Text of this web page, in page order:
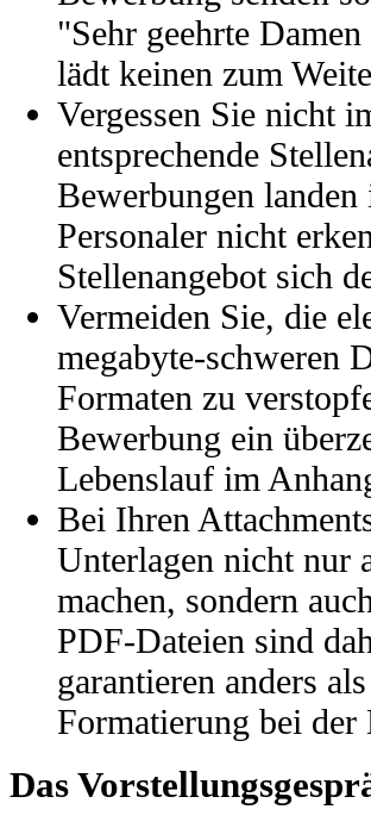
"Sehr geehrte
lädt keinen zum
Vergessen Sie nicht
entsprechende
Bewerbungen
Personaler nicht
Stellenangebot sich
Vermeiden Sie, die
megabyte-schweren
Formaten zu
Bewerbung ein
Lebenslauf im
Bei Ihren
Unterlagen nicht nur
machen, sondern
PDF-Dateien sind
garantieren anders
Formatierung bei der
Das